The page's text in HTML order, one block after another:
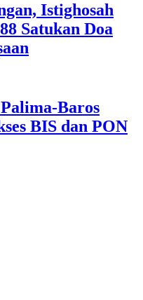
Istighosah
Satukan Doa
Baros
BIS dan PON